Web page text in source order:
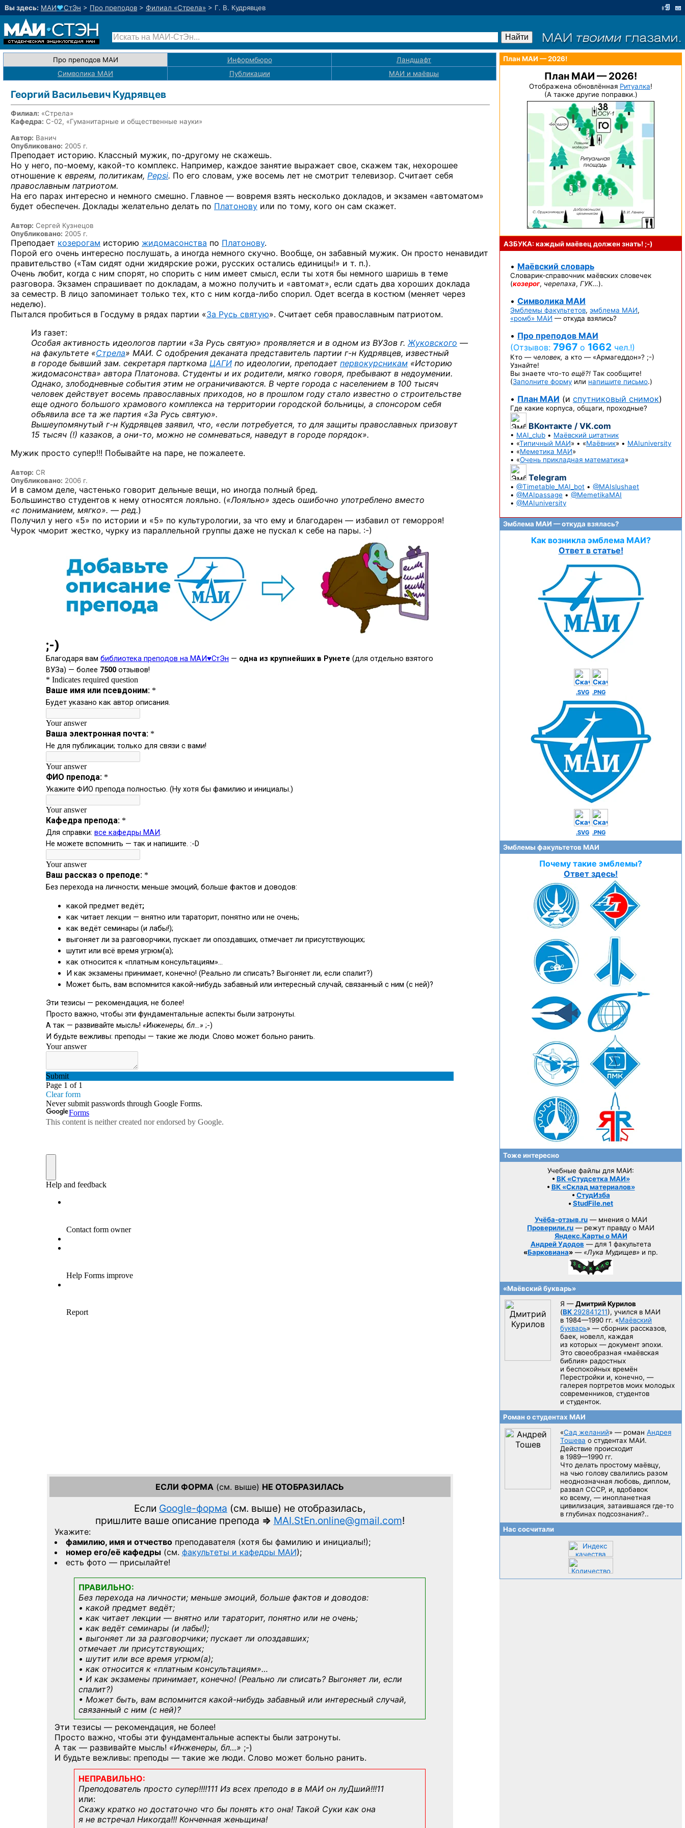
Вы здесь: МАИ♥СтЭн > Про преподов > Филиал «Стрела» > Г. В. Кудрявцев
Про преподов МАИ Информбюро
Ландшафт
Символика МАИ
Публикации МАИ и маёвцы
Георгий Васильевич Кудрявцев
Филиал: «Стрела»
Кафедра: С-02, «Гуманитарные и общественные науки»
Автор: Ванич
Опубликовано: 2005 г.
Преподает историю. Классный мужик, по-другому не скажешь.
Но у него, по-моему, какой-то комплекс. Например, каждое занятие выражает свое, скажем так, нехорошее
отношение к евреям, политикам, Pepsi. По его словам, уже восемь лет не смотрит телевизор. Считает себя
православным патриотом.
На его парах интересно и немного смешно. Главное — вовремя взять несколько докладов, и экзамен «автоматом»
будет обеспечен. Доклады желательно делать по Платонову или по тому, кого он сам скажет.
Автор: Сергей Кузнецов
Опубликовано: 2005 г.
Преподает козерогам историю жидомасонства по Платонову.
Порой его очень интересно послушать, а иногда немного скучно. Вообще, он забавный мужик. Он просто ненавидит
правительство («Там сидят одни жидярские рожи, русских остались единицы!» и т. п.).
Очень любит, когда с ним спорят, но спорить с ним имеет смысл, если ты хотя бы немного шаришь в теме
разговора. Экзамен спрашивает по докладам, а можно получить и «автомат», если сдать два хороших доклада
за семестр. В лицо запоминает только тех, кто с ним когда-либо спорил. Одет всегда в костюм (меняет через
неделю).
Пытался пробиться в Госдуму в рядах партии «За Русь святую». Считает себя православным патриотом.
Из газет:
Особая активность идеологов партии «За Русь святую» проявляется и в одном из ВУЗов г. Жуковского —
на факультете «Стрела» МАИ. С одобрения деканата представитель партии г-н Кудрявцев, известный
в городе бывший зам. секретаря парткома ЦАГИ по идеологии, преподает первокурсникам «Историю
жидомасонства» автора Платонова. Студенты и их родители, мягко говоря, пребывают в недоумении.
Однако, злободневные события этим не ограничиваются. В черте города с населением в 100 тысяч
человек действует восемь православных приходов, но в прошлом году стало известно о строительстве
еще одного большого храмового комплекса на территории городской больницы, а спонсором себя
объявила все та же партия «За Русь святую».
Вышеупомянутый г-н Кудрявцев заявил, что, «если потребуется, то для защиты православных призовут
15 тысяч (!) казаков, а они-то, можно не сомневаться, наведут в городе порядок».
Мужик просто супер!!! Побывайте на паре, не пожалеете.
Автор: CR
Опубликовано: 2006 г.
И в самом деле, частенько говорит дельные вещи, но иногда полный бред.
Большинство студентов к нему относятся лояльно. («Лояльно» здесь ошибочно употреблено вместо
«с пониманием, мягко». — ред.)
Получил у него «5» по истории и «5» по культурологии, за что ему и благодарен — избавил от геморроя!
Чурок чморит жестко, чурку из параллельной группы даже не пускал к себе на пары. :-)
ЕСЛИ ФОРМА (см. выше) НЕ ОТОБРАЗИЛАСЬ
Если Google-форма (см. выше) не отобразилась,
пришлите ваше описание препода => MAI.StEn.online@gmail.com!
Укажите:
фамилию, имя и отчествопреподавателя (хотя бы фамилию и инициалы!);
номер его/её кафедры(см. факультеты и кафедры МАИ);
есть фото — присылайте!
ПРАВИЛЬНО:
Без перехода на личности; меньше эмоций, больше фактов и доводов:
• какой предмет ведёт;
• как читает лекции — внятно или тараторит, понятно или не очень;
• как ведёт семинары (и лабы!);
• выгоняет ли за разговорчики; пускает ли опоздавших;
отмечает ли присутствующих;
• шутит или все время угрюм(а);
• как относится к «платным консультациям»…
• И как экзамены принимает, конечно! (Реально ли списать? Выгоняет ли, если
спалит?)
• Может быть, вам вспомнится какой-нибудь забавный или интересный случай,
связанный с ним (с ней)?
Эти тезисы — рекомендация, не более!
Просто важно, чтобы эти фундаментальные аспекты были затронуты.
А так — развивайте мысль! «Инженеры, бл…» ;-)
И будьте вежливы: преподы — такие же люди. Слово может больно ранить.
НЕПРАВИЛЬНО:
Преподователь просто супер!!!!111 Из всех преподо в в МАИ он луДший!!!11
или:
Скажу кратко но достаточно что бы понять кто она! Такой Суки как она
я не встречал Никогда!!! Конченная женьщина!
План МАИ — 2026!
План МАИ — 2026!
Отображена обновлённая Ритуалка!
(А также другие поправки.)
АЗБУКА: каждый маёвец должензнать! ;-)
• Маёвский словарь
Словарик-справочник маёвских словечек
(козерог, черепаха, ГУК…).
• Символика МАИ
Эмблемы факультетов, эмблема МАИ,
«ромб» МАИ — откуда взялись?
• Про преподов МАИ
(Отзывов: 7967 о 1662 чел.!)
Кто — человек, а кто — «Армагеддон»? ;-)
Узнайте!
Вы знаете что-то ещё?! Так сообщите!
(Заполните форму или напишите письмо.)
• План МАИ (и спутниковый снимок)
Где какие корпуса, общаги, проходные?
ВКонтакте / VK.com
• MAI_club • Маёвский цитатник
• «Типичный МАИ» • «Маёвник» • MAIuniversity
• «Меметика МАИ»
• «Очень прикладная математика»
Telegram
• @Timetable_MAI_bot • @MAIslushaet
• @MAIpassage • @MemetikaMAI
• @MAIuniversity
Эмблема МАИ — откуда взялась?
Как возникла эмблема МАИ?
Ответ в статье!
.SVG .PNG
.SVG .PNG
Эмблемы факультетов МАИ
Почему такие эмблемы?
Ответ здесь!
Тоже интересно
Учебные файлы для МАИ:
• ВК «Студсетка МАИ»
• ВК «Склад материалов»
• СтудИзба
• StudFile.net
Учёба-отзыв.ru— мнения о МАИ
Проверили.ru — режут правду о МАИ
Яндекс.Карты о МАИ
Андрей Удодов — для 1 факультета
«Барковиана» — «Лука Мудищев» и пр.
«Маёвский букварь»
Я —Дмитрий Курилов
(ВК 292841211), учился в МАИ
в 1984—1990 гг. «Маёвский
букварь» — сборник рассказов,
баек, новелл, каждая
из которых — документ эпохи.
Это своеобразная «маёвская
библия» радостных
и беспокойных времён
Перестройки и, конечно, —
галерея портретов моих молодых
современников, студентов
и студенток.
Роман о студентах МАИ
«Сад желаний» — роман Андрея
Тошева о студентах МАИ.
Действие происходит
в 1989—1990 гг.
Что делать простому маёвцу,
на чью голову свалились разом
неоднозначная любовь, диплом,
развал CCCP, и, вдобавок
ко всему, — инопланетная
цивилизация, затаившаяся где-то
в глубинах подсознания?..
Нас сосчитали